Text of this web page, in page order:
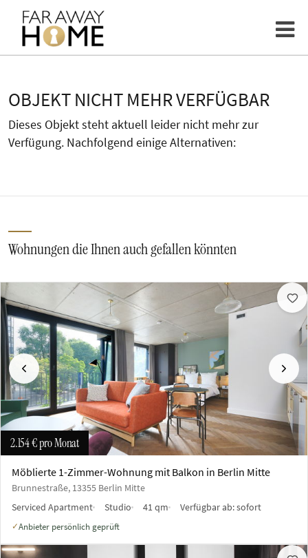
OBJEKT NICHT MEHR VERFÜGBAR
Dieses Objekt steht aktuell leider nicht mehr zur
Verfügung. Nachfolgend einige Alternativen:
Wohnungen die Ihnen auch gefallen könnten
Vorherige
2.154 €pro Monat
Möblierte 1-Zimmer-Wohnung mit Balkon in Berlin Mitte
Brunnestraße, 13355 Berlin Mitte
Serviced Apartment
Studio 41 qm Verfügbar ab:sofort
✓Anbieter persönlich geprüft